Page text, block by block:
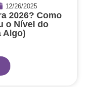
12/26/2025
2026? Como
o Nível do
Algo)